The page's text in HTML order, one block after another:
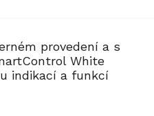
provedení a s
White
indikací a funkcí